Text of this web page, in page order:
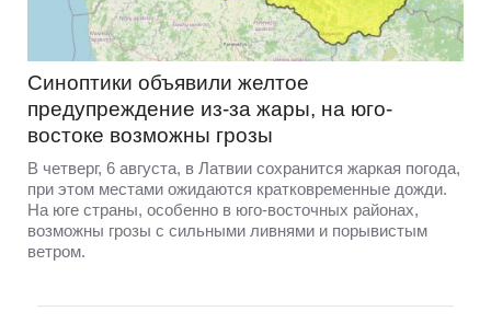
Синоптики объявили желтое
предупреждение из-за жары, на юго-
востоке возможны грозы
В четверг, 6 августа, в Латвии сохранится жаркая погода,
при этом местами ожидаются кратковременные дожди.
На юге страны, особенно в юго-восточных районах,
возможны грозы с сильными ливнями и порывистым
ветром.